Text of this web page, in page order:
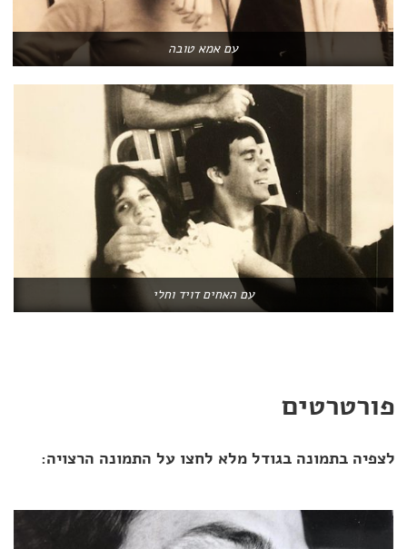
עם אמא טובה
עם האחים דויד וחלי
פורטרטים
לצפיה בתמונה בגודל מלא לחצו על התמונה הרצויה: